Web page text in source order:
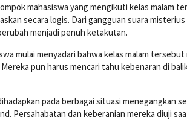
mahasiswa yang mengikuti kelas malam
secara logis. Dari gangguan suara
menjadi penuh ketakutan.
mulai menyadari bahwa kelas malam
pun harus mencari tahu kebenaran di
pada berbagai situasi menegangkan
Persahabatan dan keberanian mereka diuji